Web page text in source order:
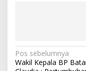
N
Pos sebelumnya
Wakil Kepala BP